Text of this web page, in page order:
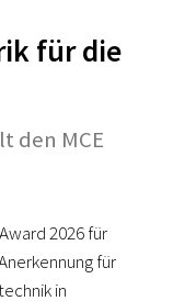
für die
den MCE
2026 für
für
in